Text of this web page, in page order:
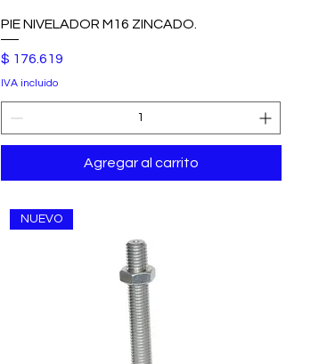
PIE NIVELADOR M16 ZINCADO.
Precio
$ 176.619
IVA incluido
Agregar al carrito
NUEVO